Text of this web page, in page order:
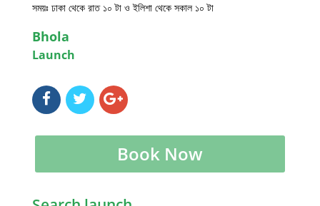
সময়ঃ ঢাকা থেকে রাত ১০ টা ও ইলিশা থেকে সকাল ১০ টা
Bhola
Launch
Book Now